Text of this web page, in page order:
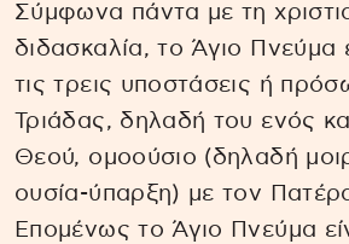
Σύμφωνα πάντα με τη
διδασκαλία, το Άγιο Πνεύμα
τις τρεις υποστάσεις ή
Τριάδας, δηλαδή του ενός
Θεού, ομοούσιο (δηλαδή
ουσία-ύπαρξη) με τον
Επομένως το Άγιο Πνεύμα